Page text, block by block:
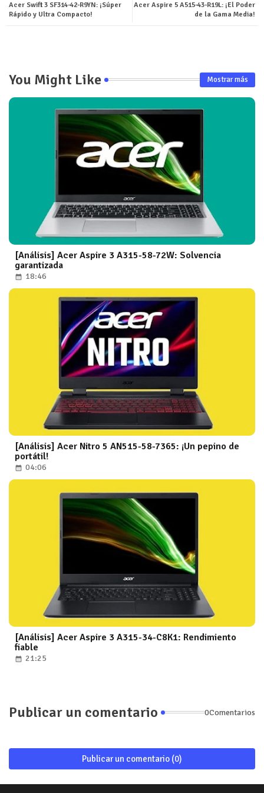
Acer Aspire 5 A515-43-R19L: ¡El Poder
de la Gama Media!
Acer Swift 3 SF314-42-R9YN: ¡Súper
Rápido y Ultra Compacto!
You Might Like Mostrar más
[Análisis] Acer Aspire 3 A315-58-72W: Solvencia
garantizada
18:46
[Análisis] Acer Nitro 5 AN515-58-7365: ¡Un pepino de
portátil!
04:06
[Análisis] Acer Aspire 3 A315-34-C8K1: Rendimiento
fiable
21:25
Publicar un comentario 0Comentarios
Publicar un comentario (0)